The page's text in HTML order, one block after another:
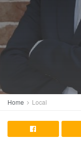
Home Local